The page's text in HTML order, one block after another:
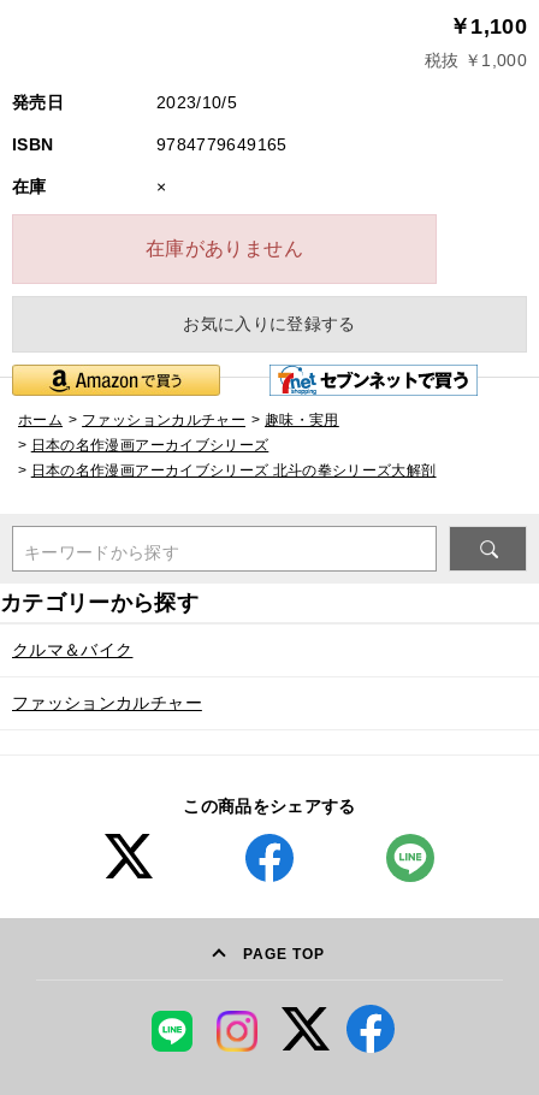
￥1,100
税抜 ￥1,000
発売日 2023/10/5
ISBN 9784779649165
在庫 ×
在庫がありません
お気に入りに登録する
ホーム > ファッションカルチャー > 趣味・実用
> 日本の名作漫画アーカイブシリーズ
> 日本の名作漫画アーカイブシリーズ 北斗の拳シリーズ大解剖
キーワードから探す
クルマ＆バイク
ファッションカルチャー
この商品をシェアする
PAGE TOP